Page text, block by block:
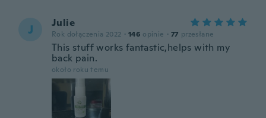
J Julie
Rok dołączenia 2022 · 146 opinie · 77 przesłane
This stuff works fantastic,helps with my
back pain.
około roku temu